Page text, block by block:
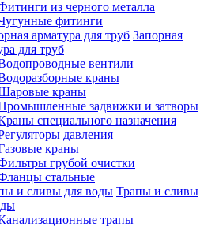
из черного металла
фитинги
Запорная
для труб
вентили
краны
краны
задвижки и затворы
специального назначения
давления
краны
грубой очистки
стальные
Трапы и сливы
трапы